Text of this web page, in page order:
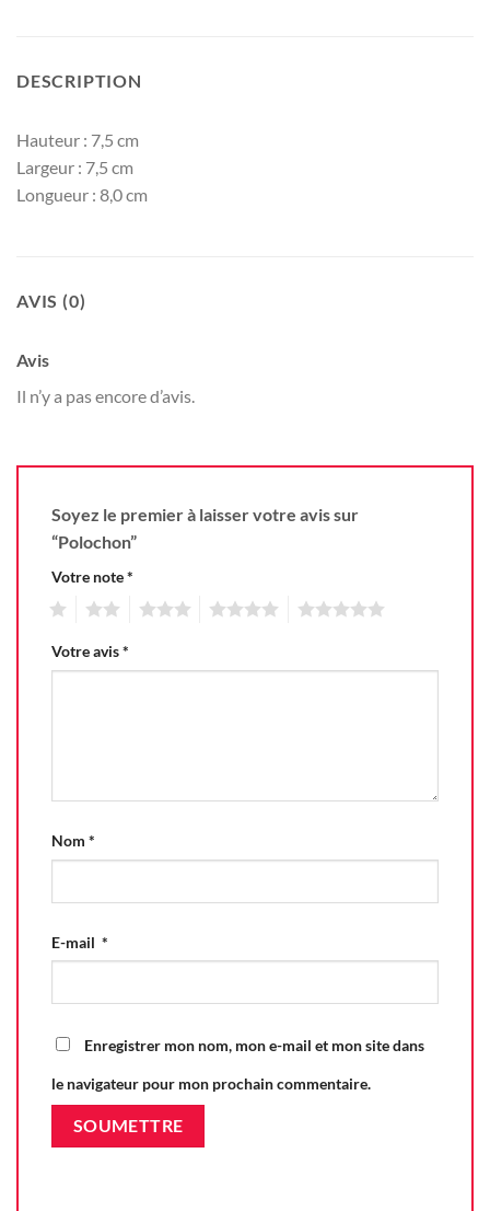
DESCRIPTION
Hauteur : 7,5 cm
Largeur : 7,5 cm
Longueur : 8,0 cm
AVIS (0)
Avis
Il n’y a pas encore d’avis.
Soyez le premier à laisser votre avis sur
“Polochon”
Votre note*
Votre avis*
Nom *
E-mail *
Enregistrer mon nom, mon e-mail et mon site dans
le navigateur pour mon prochain commentaire.